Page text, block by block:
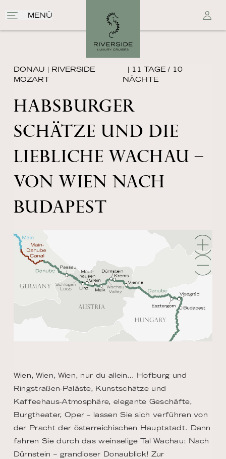
MENÜ
DONAU | RIVERSIDE
MOZART
| 11 TAGE / 10
NÄCHTE
HABSBURGER
SCHÄTZE UND DIE
LIEBLICHE WACHAU –
VON WIEN NACH
BUDAPEST
Wien, Wien, Wien, nur du allein… Hofburg und
Ringstraßen-Paläste, Kunstschätze und
Kaffeehaus-Atmosphäre, elegante Geschäfte,
Burgtheater, Oper – lassen Sie sich verführen von
der Pracht der österreichischen Hauptstadt. Dann
fahren Sie durch das weinselige Tal Wachau: Nach
Dürnstein – grandioser Donaublick! Zur